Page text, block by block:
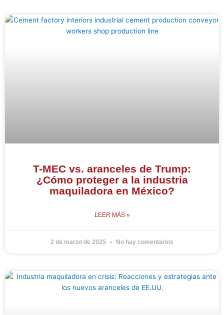
T-MEC vs. aranceles de Trump:
¿Cómo proteger a la industria
maquiladora en México?
LEER MÁS »
2 de marzo de 2025 No hay comentarios